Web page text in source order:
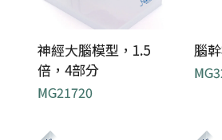
神經大腦模型，1.5
倍，4部分
MG21720
腦